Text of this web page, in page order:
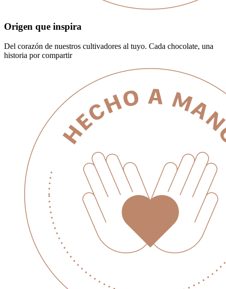
Origen que inspira
Del corazón de nuestros cultivadores al tuyo. Cada chocolate, una
historia por compartir